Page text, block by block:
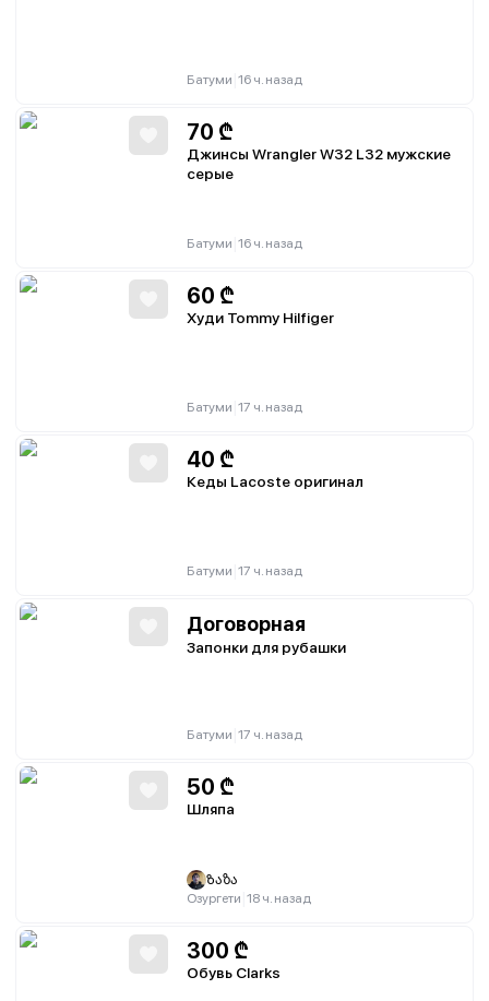
Батуми 16 ч. назад
70 ₾
Джинсы Wrangler W32 L32 мужские
серые
Батуми 16 ч. назад
60 ₾
Худи Tommy Hilfiger
Батуми 17 ч. назад
40 ₾
Кеды Lacoste оригинал
Батуми 17 ч. назад
Договорная
Запонки для рубашки
Батуми 17 ч. назад
50 ₾
Шляпа
Ზაზა
Озургети 18 ч. назад
300 ₾
Обувь Clarks